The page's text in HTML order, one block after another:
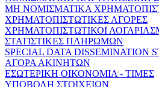
ΜΗ ΝΟΜΙΣΜΑΤΙΚΑ
ΧΡΗΜΑΤΟΠΙΣΤΩΤΙΚΕΣ ΑΓΟΡΕΣ
ΧΡΗΜΑΤΟΠΙΣΤΩΤΙΚΟΙ
ΣΤΑΤΙΣΤΙΚΕΣ ΠΛΗΡΩΜΩΝ
SPECIAL DATA DISSEMINATION
ΑΓΟΡΑ ΑΚΙΝΗΤΩΝ
ΕΣΩΤΕΡΙΚΗ ΟΙΚΟΝΟΜΙΑ - ΤΙΜΕΣ
ΥΠΟΒΟΛΗ ΣΤΟΙΧΕΙΩΝ